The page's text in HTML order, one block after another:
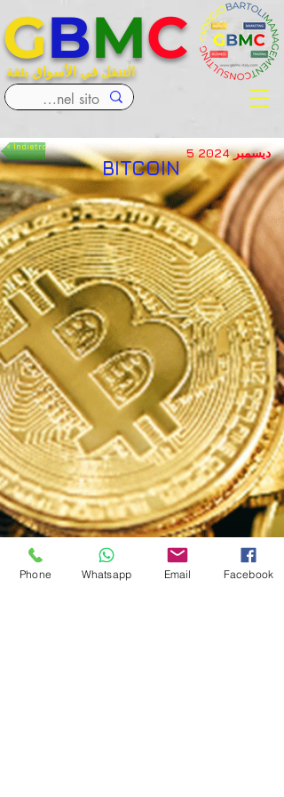
التنقل في الأسواق بثقة
GBMC
< Indietro
BITCOIN
5 ديسمبر 2024
Phone Whatsapp Email Facebook